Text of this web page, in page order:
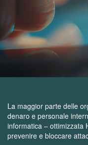
La maggior parte delle
denaro e personale
informatica – ottimizzata
prevenire e bloccare